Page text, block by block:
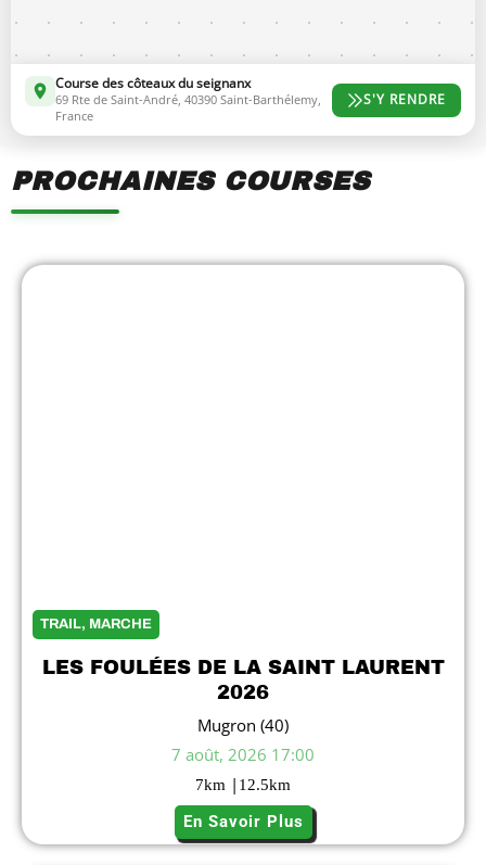
Course des côteaux du seignanx
69 Rte de Saint-André, 40390 Saint-Barthélemy,
France
S'Y RENDRE
PROCHAINES COURSES
TRAIL, MARCHE
LES FOULÉES DE LA SAINT LAURENT
2026
Mugron (40)
7 août, 2026 17:00
7km | 12.5km
En Savoir Plus
Showing